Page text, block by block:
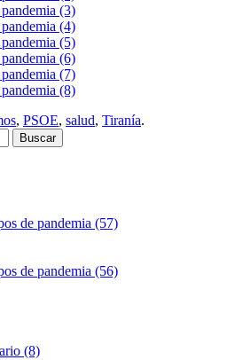
(3)
(4)
(5)
(6)
(7)
(8)
, PSOE, salud, Tiranía.
de pandemia (57)
de pandemia (56)
(8)